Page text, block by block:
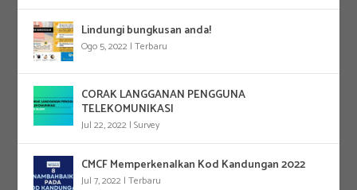
Lindungi bungkusan anda!
Ogo 5, 2022 |Terbaru
CORAK LANGGANAN PENGGUNA
TELEKOMUNIKASI
Jul 22, 2022 |Survey
CMCF Memperkenalkan Kod Kandungan 2022
Jul 7, 2022 |Terbaru